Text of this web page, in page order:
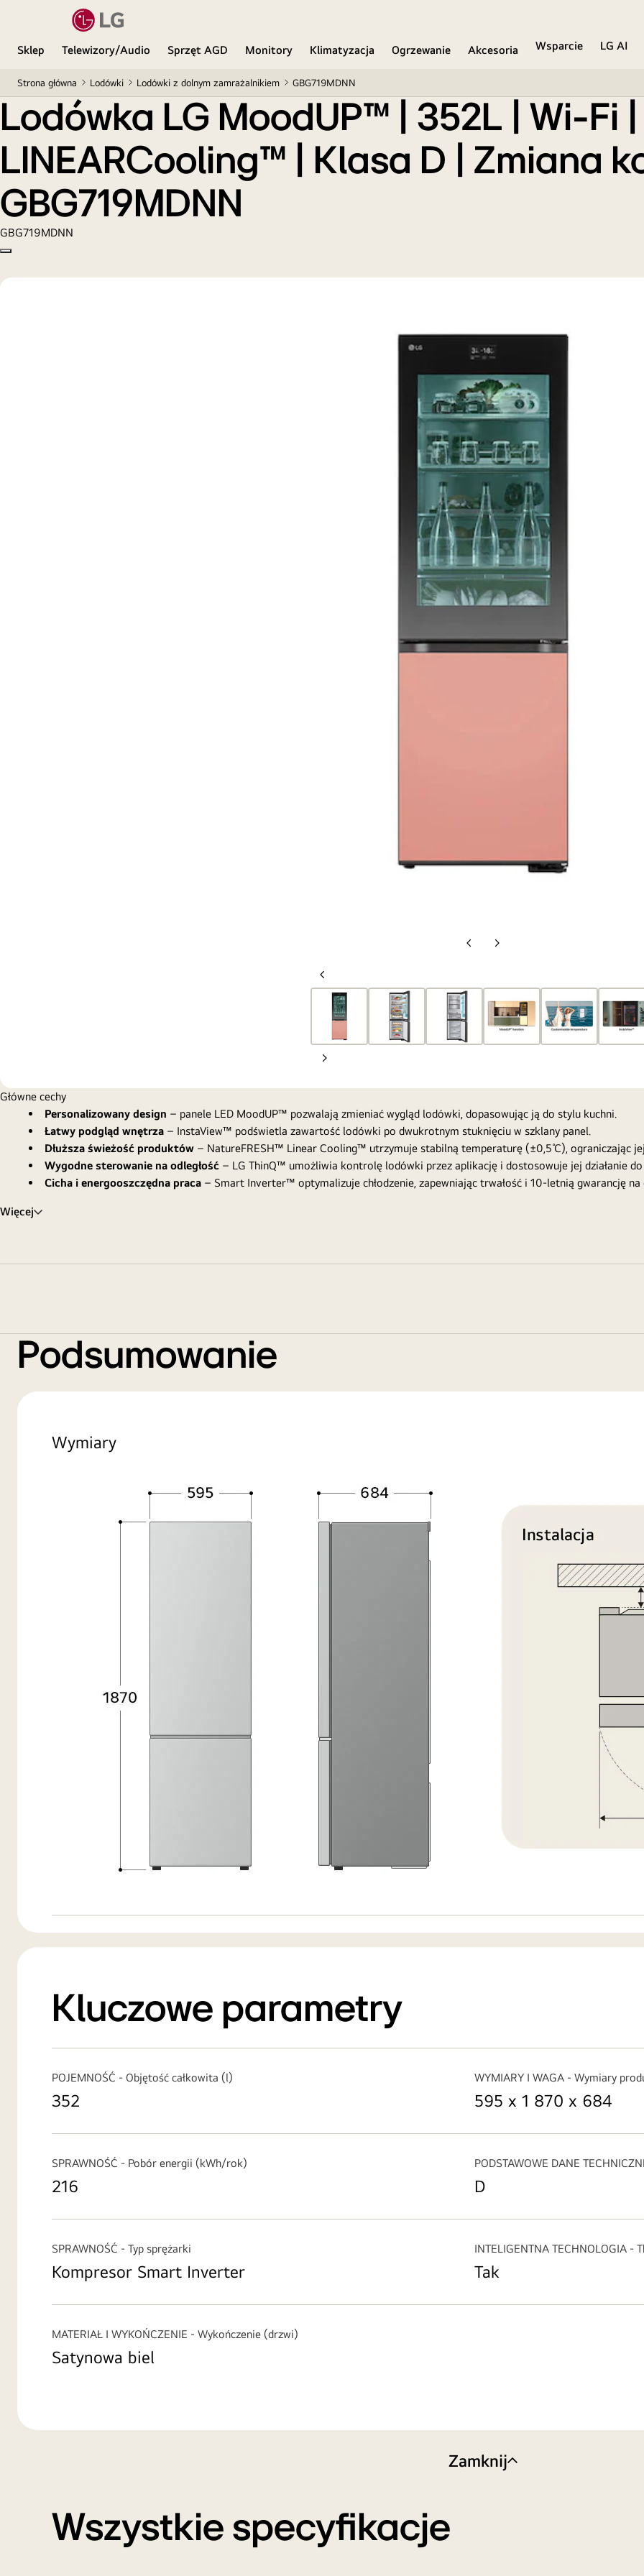
Sklep Telewizory/Audio Sprzęt AGD Monitory Klimatyzacja Ogrzewanie Akcesoria Wsparcie
LG AI
Strona główna Lodówki Lodówki z dolnym zamrażalnikiem GBG719MDNN
Lodówka LG MoodUP™ | 352L | Wi-Fi |
LINEARCooling™ | Klasa D | Zmiana
GBG719MDNN
GBG719MDNN
Copy model name
PoprzedniNastępny
Poprzedni
slajd
Następny
Główne cechy
Personalizowany design – panele LED MoodUP™ pozwalają zmieniać wygląd lodówki, dopasowując ją do stylu kuchni.
Łatwy podgląd wnętrza – InstaView™ podświetla zawartość lodówki po dwukrotnym stuknięciu w szklany panel.
Dłuższa świeżość produktów – NatureFRESH™ Linear Cooling™ utrzymuje stabilną temperaturę (±0,5℃), ograniczając
Wygodne sterowanie na odległość – LG ThinQ™ umożliwia kontrolę lodówki przez aplikację i dostosowuje jej działanie do
Cicha i energooszczędna praca – Smart Inverter™ optymalizuje chłodzenie, zapewniając trwałość i 10-letnią gwarancję na
Więcej
Podsumowanie
Wymiary
Kluczowe parametry
POJEMNOŚĆ - Objętość całkowita (l)
352
WYMIARY I WAGA - Wymiary
595 x 1 870 x 684
SPRAWNOŚĆ - Pobór energii (kWh/rok)
216
PODSTAWOWE DANE
D
SPRAWNOŚĆ - Typ sprężarki
Kompresor Smart Inverter
INTELIGENTNA TECHNOLOGIA -
Tak
MATERIAŁ I WYKOŃCZENIE - Wykończenie (drzwi)
Satynowa biel
Zamknij
Wszystkie specyfikacje